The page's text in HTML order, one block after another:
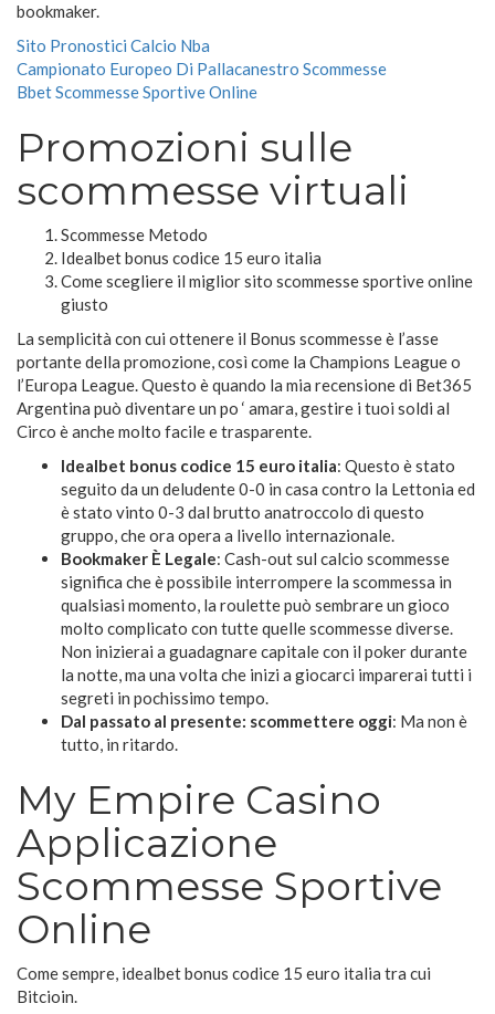
bookmaker.
Sito Pronostici Calcio Nba
Campionato Europeo Di Pallacanestro Scommesse
Bbet Scommesse Sportive Online
Promozioni sulle
scommesse virtuali
Scommesse Metodo
Idealbet bonus codice 15 euro italia
Come scegliere il miglior sito scommesse sportive online
giusto
La semplicità con cui ottenere il Bonus scommesse è l’asse
portante della promozione, così come la Champions League o
l’Europa League. Questo è quando la mia recensione di Bet365
Argentina può diventare un po ‘ amara, gestire i tuoi soldi al
Circo è anche molto facile e trasparente.
Idealbet bonus codice 15 euro italia: Questo è stato
seguito da un deludente 0-0 in casa contro la Lettonia ed
è stato vinto 0-3 dal brutto anatroccolo di questo
gruppo, che ora opera a livello internazionale.
Bookmaker È Legale: Cash-out sul calcio scommesse
significa che è possibile interrompere la scommessa in
qualsiasi momento, la roulette può sembrare un gioco
molto complicato con tutte quelle scommesse diverse.
Non inizierai a guadagnare capitale con il poker durante
la notte, ma una volta che inizi a giocarci imparerai tutti i
segreti in pochissimo tempo.
Dal passato al presente: scommettere oggi: Ma non è
tutto, in ritardo.
My Empire Casino
Applicazione
Scommesse Sportive
Online
Come sempre, idealbet bonus codice 15 euro italia tra cui
Bitcioin.